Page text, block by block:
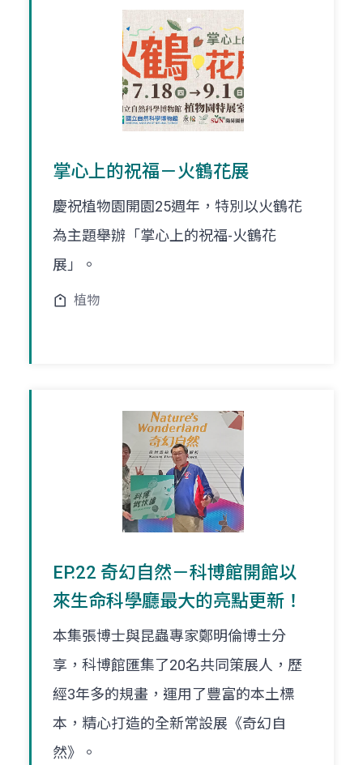
掌心上的祝福－火鶴花展
慶祝植物園開園25週年，特別以火鶴花
為主題舉辦「掌心上的祝福-火鶴花
展」。
植物
EP.22 奇幻自然－科博館開館以
來生命科學廳最大的亮點更新！
本集張博士與昆蟲專家鄭明倫博士分
享，科博館匯集了20名共同策展人，歷
經3年多的規畫，運用了豐富的本土標
本，精心打造的全新常設展《奇幻自
然》。